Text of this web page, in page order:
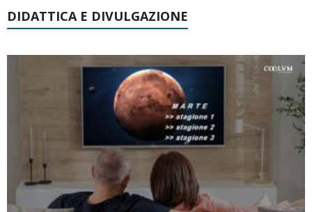
DIDATTICA E DIVULGAZIONE